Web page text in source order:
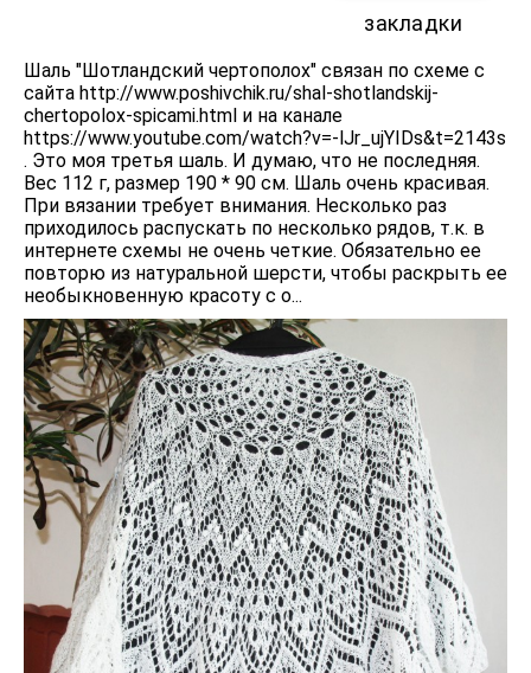
закладки
Шаль "Шотландский чертополох" связан по схеме с
сайта http://www.poshivchik.ru/shal-shotlandskij-
chertopolox-spicami.html и на канале
https://www.youtube.com/watch?v=-lJr_ujYIDs&t=2143s
. Это моя третья шаль. И думаю, что не последняя.
Вес 112 г, размер 190 * 90 см. Шаль очень красивая.
При вязании требует внимания. Несколько раз
приходилось распускать по несколько рядов, т.к. в
интернете схемы не очень четкие. Обязательно ее
повторю из натуральной шерсти, чтобы раскрыть ее
необыкновенную красоту с о...